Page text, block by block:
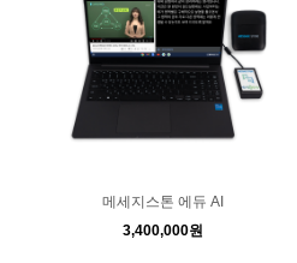
메세지스톤 에듀 AI
3,400,000원